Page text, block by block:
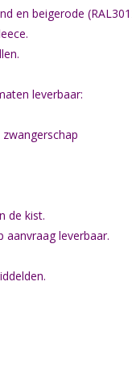
en beigerode
leverbaar:
de kist.
aanvraag leverbaar.